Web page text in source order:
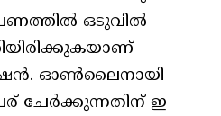
ഒടുവിൽ
ഓൺലൈനായി
ചേർക്കുന്നതിന് ഇ